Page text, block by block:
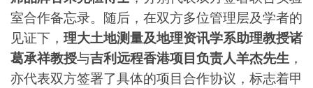
室合作备忘录。随后，在双方多位管理层及学者的
见证下， 理大土地测量及地理资讯学系助理教授诸
葛承祥教授与吉利远程香港项目负责人羊杰先生 ，
亦代表双方签署了具体的项目合作协议，标志着甲